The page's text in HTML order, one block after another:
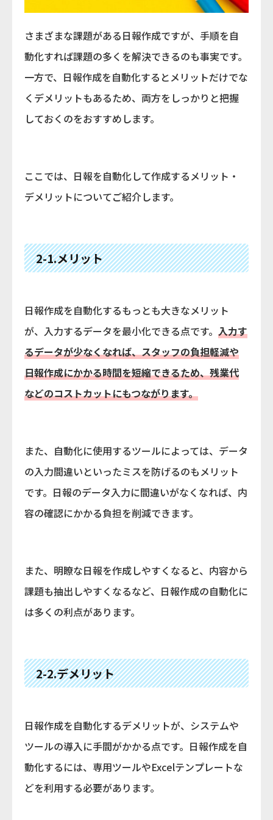
さまざまな課題がある日報作成ですが、手順を自
動化すれば課題の多くを解決できるのも事実です。
一方で、日報作成を自動化するとメリットだけでな
くデメリットもあるため、両方をしっかりと把握
しておくのをおすすめします。
ここでは、日報を自動化して作成するメリット・
デメリットについてご紹介します。
2-1.メリット
日報作成を自動化するもっとも大きなメリット
が、入力するデータを最小化できる点です。入力す
るデータが少なくなれば、スタッフの負担軽減や
日報作成にかかる時間を短縮できるため、残業代
などのコストカットにもつながります。
また、自動化に使用するツールによっては、データ
の入力間違いといったミスを防げるのもメリット
です。日報のデータ入力に間違いがなくなれば、内
容の確認にかかる負担を削減できます。
また、明瞭な日報を作成しやすくなると、内容から
課題も抽出しやすくなるなど、日報作成の自動化に
は多くの利点があります。
2-2.デメリット
日報作成を自動化するデメリットが、システムや
ツールの導入に手間がかかる点です。日報作成を自
動化するには、専用ツールやExcelテンプレートな
どを利用する必要があります。